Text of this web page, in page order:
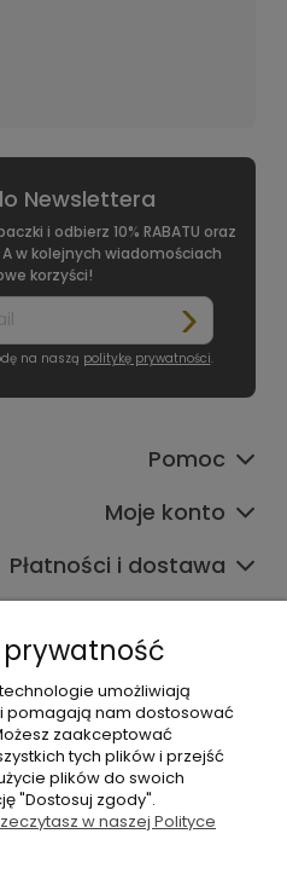
Newslettera
i odbierz 10% RABATU oraz
w kolejnych wiadomościach
korzyści!
na naszą politykę prywatności.
Pomoc
Moje konto
Płatności i dostawa
141 363
umożliwiają
pomagają nam dostosować
zaakceptować
tych plików i przejść
plików do swoich
"Dostosuj zgody".
w naszej Polityce